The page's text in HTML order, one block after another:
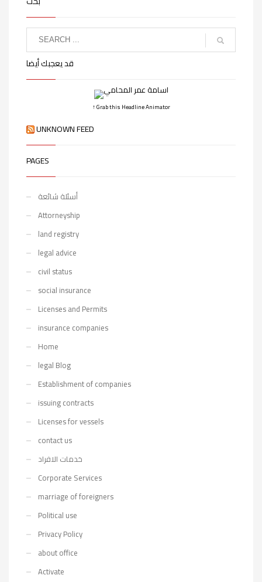
قد يعجبك أيضا
↑ Grab this Headline Animator
UNKNOWN FEED
PAGES
أسئلة شائعة
Attorneyship
land registry
legal advice
civil status
social insurance
Licenses and Permits
insurance companies
Home
legal Blog
Establishment of companies
issuing contracts
Licenses for vessels
contact us
خدمات الافراد
Corporate Services
marriage of foreigners
Political use
Privacy Policy
about office
Activate